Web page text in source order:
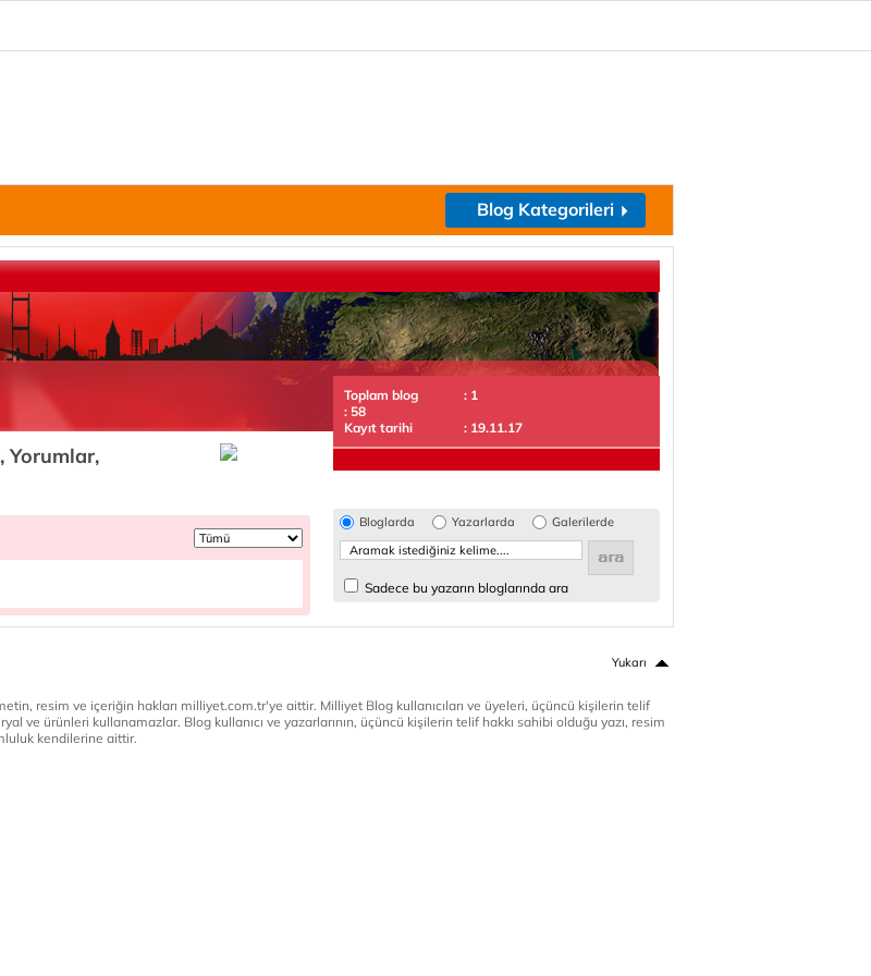
Blog Kategorileri
Yorumlar,
Toplam blog
: 1
: 58
Kayıt tarihi
: 19.11.17
Bloglarda Yazarlarda Galerilerde
Sadece bu yazarın bloglarında ara
Yukarı
resim ve içeriğin hakları milliyet.com.tr'ye aittir. Milliyet Blog kullanıcıları ve üyeleri, üçüncü kişilerin telif
ve ürünleri kullanamazlar. Blog kullanıcı ve yazarlarının, üçüncü kişilerin telif hakkı sahibi olduğu yazı, resim
kendilerine aittir.